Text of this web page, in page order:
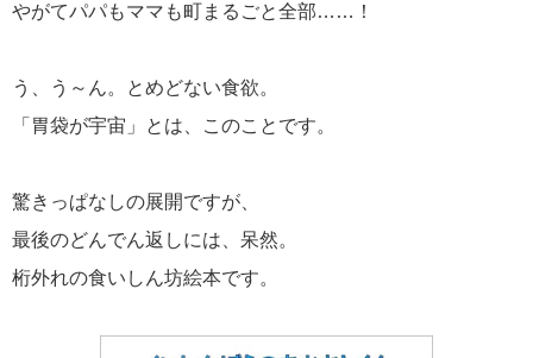
やがてパパもママも町まるごと全部……！
う、う～ん。とめどない食欲。
「胃袋が宇宙」とは、このことです。
驚きっぱなしの展開ですが、
最後のどんでん返しには、呆然。
桁外れの食いしん坊絵本です。